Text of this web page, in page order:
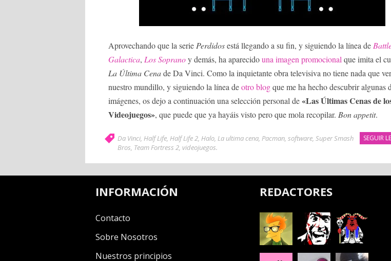
Aprovechando que la serie Perdidosestá llegando a su fin, y siguiendo la línea de
Galactica, Los Sopranoy demás, ha aparecidouna imagen promocional que imita el
La Última Cenade Da Vinci. Como la inquietante obra televisiva no tiene nada que
nuestro mundillo, y siguiendo la línea deotro blogque me ha hecho descubrir algunas
imágenes, os dejo a continuación una selección personal de«Las Últimas Cenas de
Videojuegos», que puede que ya hayáis visto pero que mola recopilar. Bon appetit.
SEGUIR
Da Vinci, Half Life, Half Life 2, Halo, La ultima cena, Pacman, software, Super Smash
Bros, Team Fortress 2, videojuegos.
INFORMACIÓN
Contacto
Sobre Nosotros
Nuestros principios
REDACTORES